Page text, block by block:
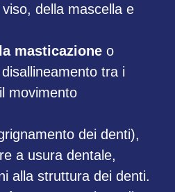
della mascella e
masticazione o
tra i
movimento
dei denti),
a usura dentale,
alla struttura dei denti.